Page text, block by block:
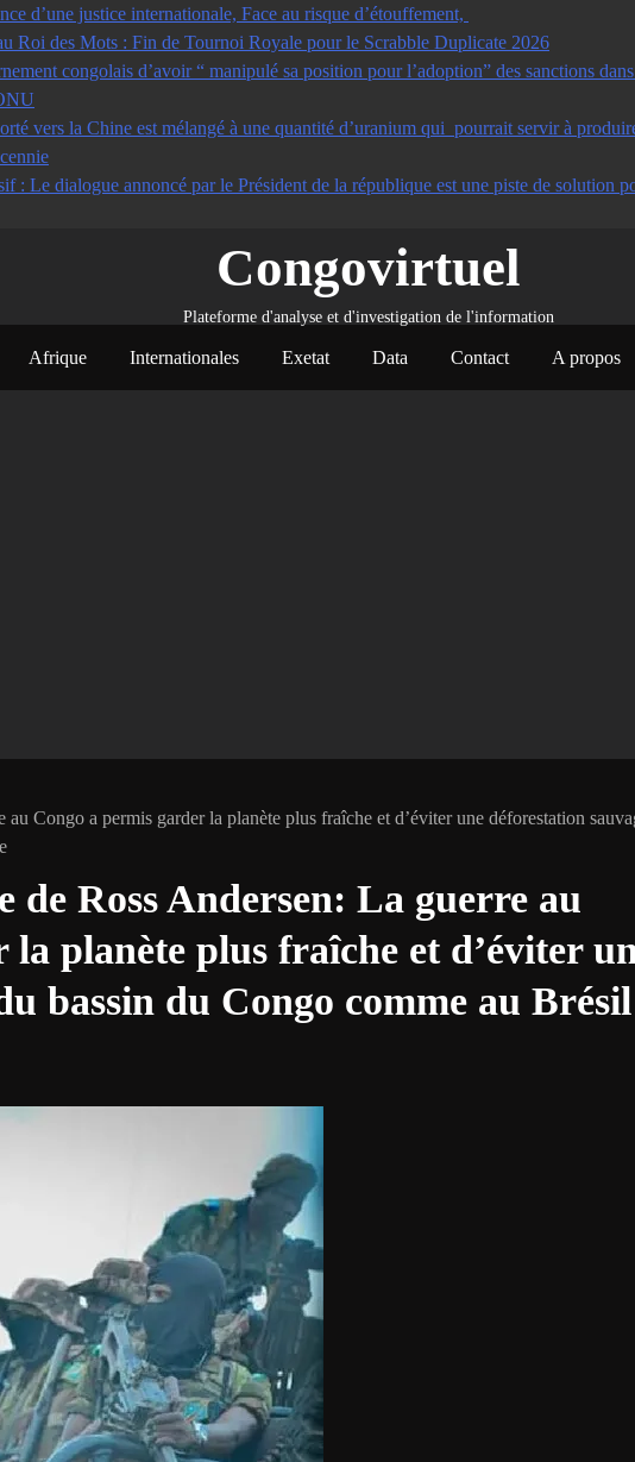
d’une justice internationale, Face au risque d’étouffement,
Roi des Mots : Fin de Tournoi Royale pour le Scrabble Duplicate 2026
congolais d’avoir “ manipulé sa position pour l’adoption” des sanctions
vers la Chine est mélangé à une quantité d’uranium qui pourrait servir à
: Le dialogue annoncé par le Président de la république est une piste de solution
Congovirtuel
Plateforme d'analyse et d'investigation de l'information
Afrique Internationales Exetat Data Contact A propos
Congo a permis garder la planète plus fraîche et d’éviter une déforestation
de Ross Andersen: La guerre au
planète plus fraîche et d’éviter
bassin du Congo comme au Brésil